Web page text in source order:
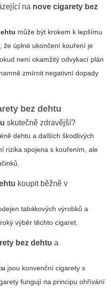
na nove cigarety bez
může být krokem k lepšímu
že úplné ukončení kouření je
není okamžitý odvykací plán
zmírnit negativní dopady
bez dehtu
skutečně zdravější?
dehtu a dalších škodlivých
rizika spojena s kouřením, ale
koupit běžně v
tabákových výrobků a
výběr těchto cigaret.
bez dehtu a
jsou konvenční cigarety s
fungují na principu ohřívání